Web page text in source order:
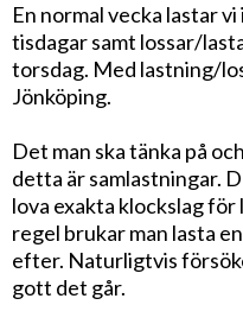
En normal vecka lastar
tisdagar samt lossar/
torsdag. Med lastning/
Jönköping.
Det man ska tänka på
detta är samlastningar.
lova exakta klockslag
regel brukar man lasta
efter. Naturligtvis
gott det går.